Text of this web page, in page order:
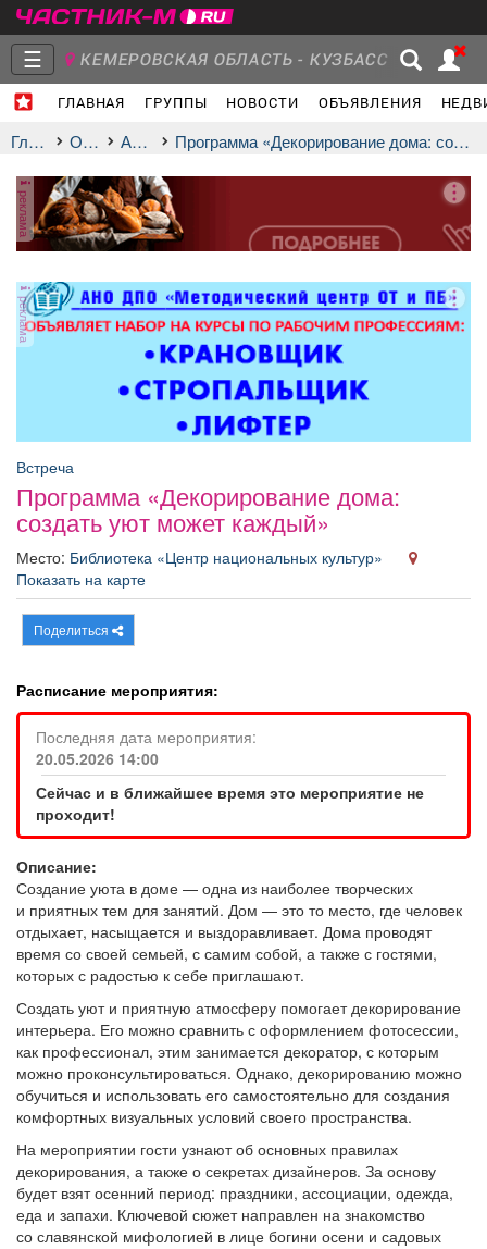
☰ КЕМЕРОВСКАЯ ОБЛАСТЬ - КУЗБАСС
ГЛАВНАЯ ГРУППЫ НОВОСТИ ОБЪЯВЛЕНИЯ
Объявления Недвижимость Услуги
Афиша Обучение Проекты
Товары
ТВ программа Я - пенсионер
Главная Отдых афиша Программа «Декорирование дома: создать уют может каждый»
реклама
реклама
Встреча
Программа «Декорирование дома:
создать уют может каждый»
Место: Библиотека «Центр национальных культур»
Показать на карте
Поделиться
Расписание мероприятия:
Последняя дата мероприятия:
20.05.2026 14:00
Сейчас и в ближайшее время это мероприятие не
проходит!
Описание:
Создание уюта в доме — одна из наиболее творческих
и приятных тем для занятий. Дом — это то место, где человек
отдыхает, насыщается и выздоравливает. Дома проводят
время со своей семьей, с самим собой, а также с гостями,
которых с радостью к себе приглашают.
Создать уют и приятную атмосферу помогает декорирование
интерьера. Его можно сравнить с оформлением фотосессии,
как профессионал, этим занимается декоратор, с которым
можно проконсультироваться. Однако, декорированию можно
обучиться и использовать его самостоятельно для создания
комфортных визуальных условий своего пространства.
На мероприятии гости узнают об основных правилах
декорирования, а также о секретах дизайнеров. За основу
будет взят осенний период: праздники, ассоциации, одежда,
еда и запахи. Ключевой сюжет направлен на знакомство
со славянской мифологией в лице богини осени и садовых